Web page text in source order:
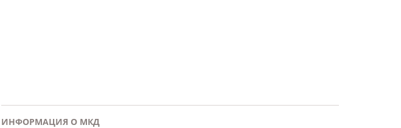
ИНФОРМАЦИЯ О МКД